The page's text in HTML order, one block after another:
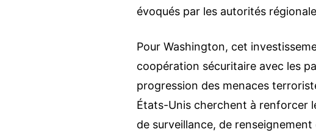
évoqués par les autorités
Pour Washington, cet
coopération sécuritaire avec les
progression des menaces
États-Unis cherchent à renforcer
de surveillance, de